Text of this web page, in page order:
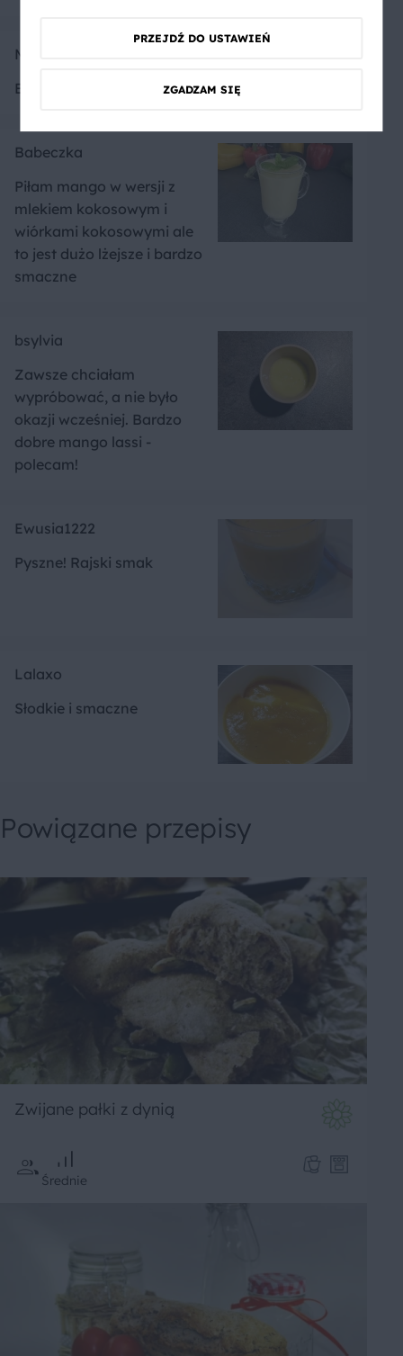
Marta
Bardzo fajne, lekko słodkie, orzeźwiające.
Babeczka
Piłam mango w wersji z
mlekiem kokosowym i
wiórkami kokosowymi ale
to jest dużo lżejsze i bardzo
smaczne
bsylvia
Zawsze chciałam
wypróbować, a nie było
okazji wcześniej. Bardzo
dobre mango lassi -
polecam!
Ewusia1222
Pyszne! Rajski smak
Lalaxo
Słodkie i smaczne
Powiązane przepisy
Zwijane pałki z dynią
Średnie
PRZEJDŹ DO USTAWIEŃ
ZGADZAM SIĘ